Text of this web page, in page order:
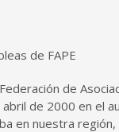
de FAPE
de
de 2000 en el
en nuestra región,